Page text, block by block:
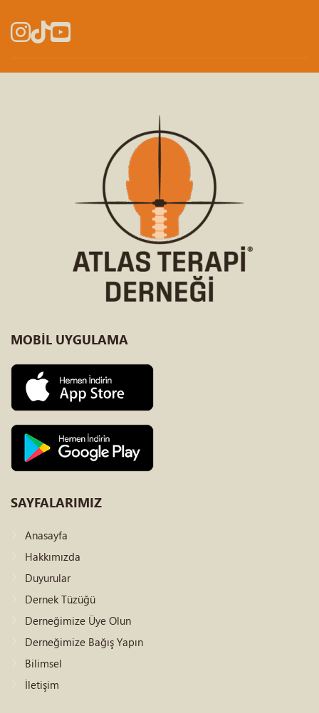
MOBİL UYGULAMA
SAYFALARIMIZ
Anasayfa
Hakkımızda
Duyurular
Dernek Tüzüğü
Derneğimize Üye Olun
Derneğimize Bağış Yapın
Bilimsel
İletişim